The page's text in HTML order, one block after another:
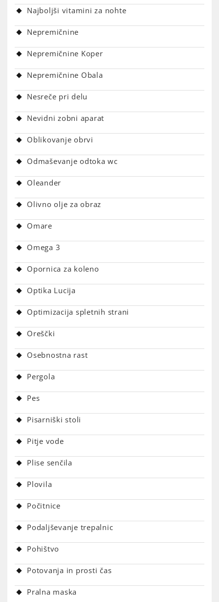
Najboljši vitamini za nohte
Nepremičnine
Nepremičnine Koper
Nepremičnine Obala
Nesreče pri delu
Nevidni zobni aparat
Oblikovanje obrvi
Odmaševanje odtoka wc
Oleander
Olivno olje za obraz
Omare
Omega 3
Opornica za koleno
Optika Lucija
Optimizacija spletnih strani
Oreščki
Osebnostna rast
Pergola
Pes
Pisarniški stoli
Pitje vode
Plise senčila
Plovila
Počitnice
Podaljševanje trepalnic
Pohištvo
Potovanja in prosti čas
Pralna maska